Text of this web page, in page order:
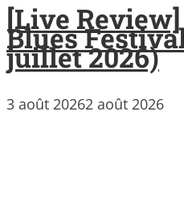
[Live
Blues
juillet 2026)
3 août 20262 août 2026